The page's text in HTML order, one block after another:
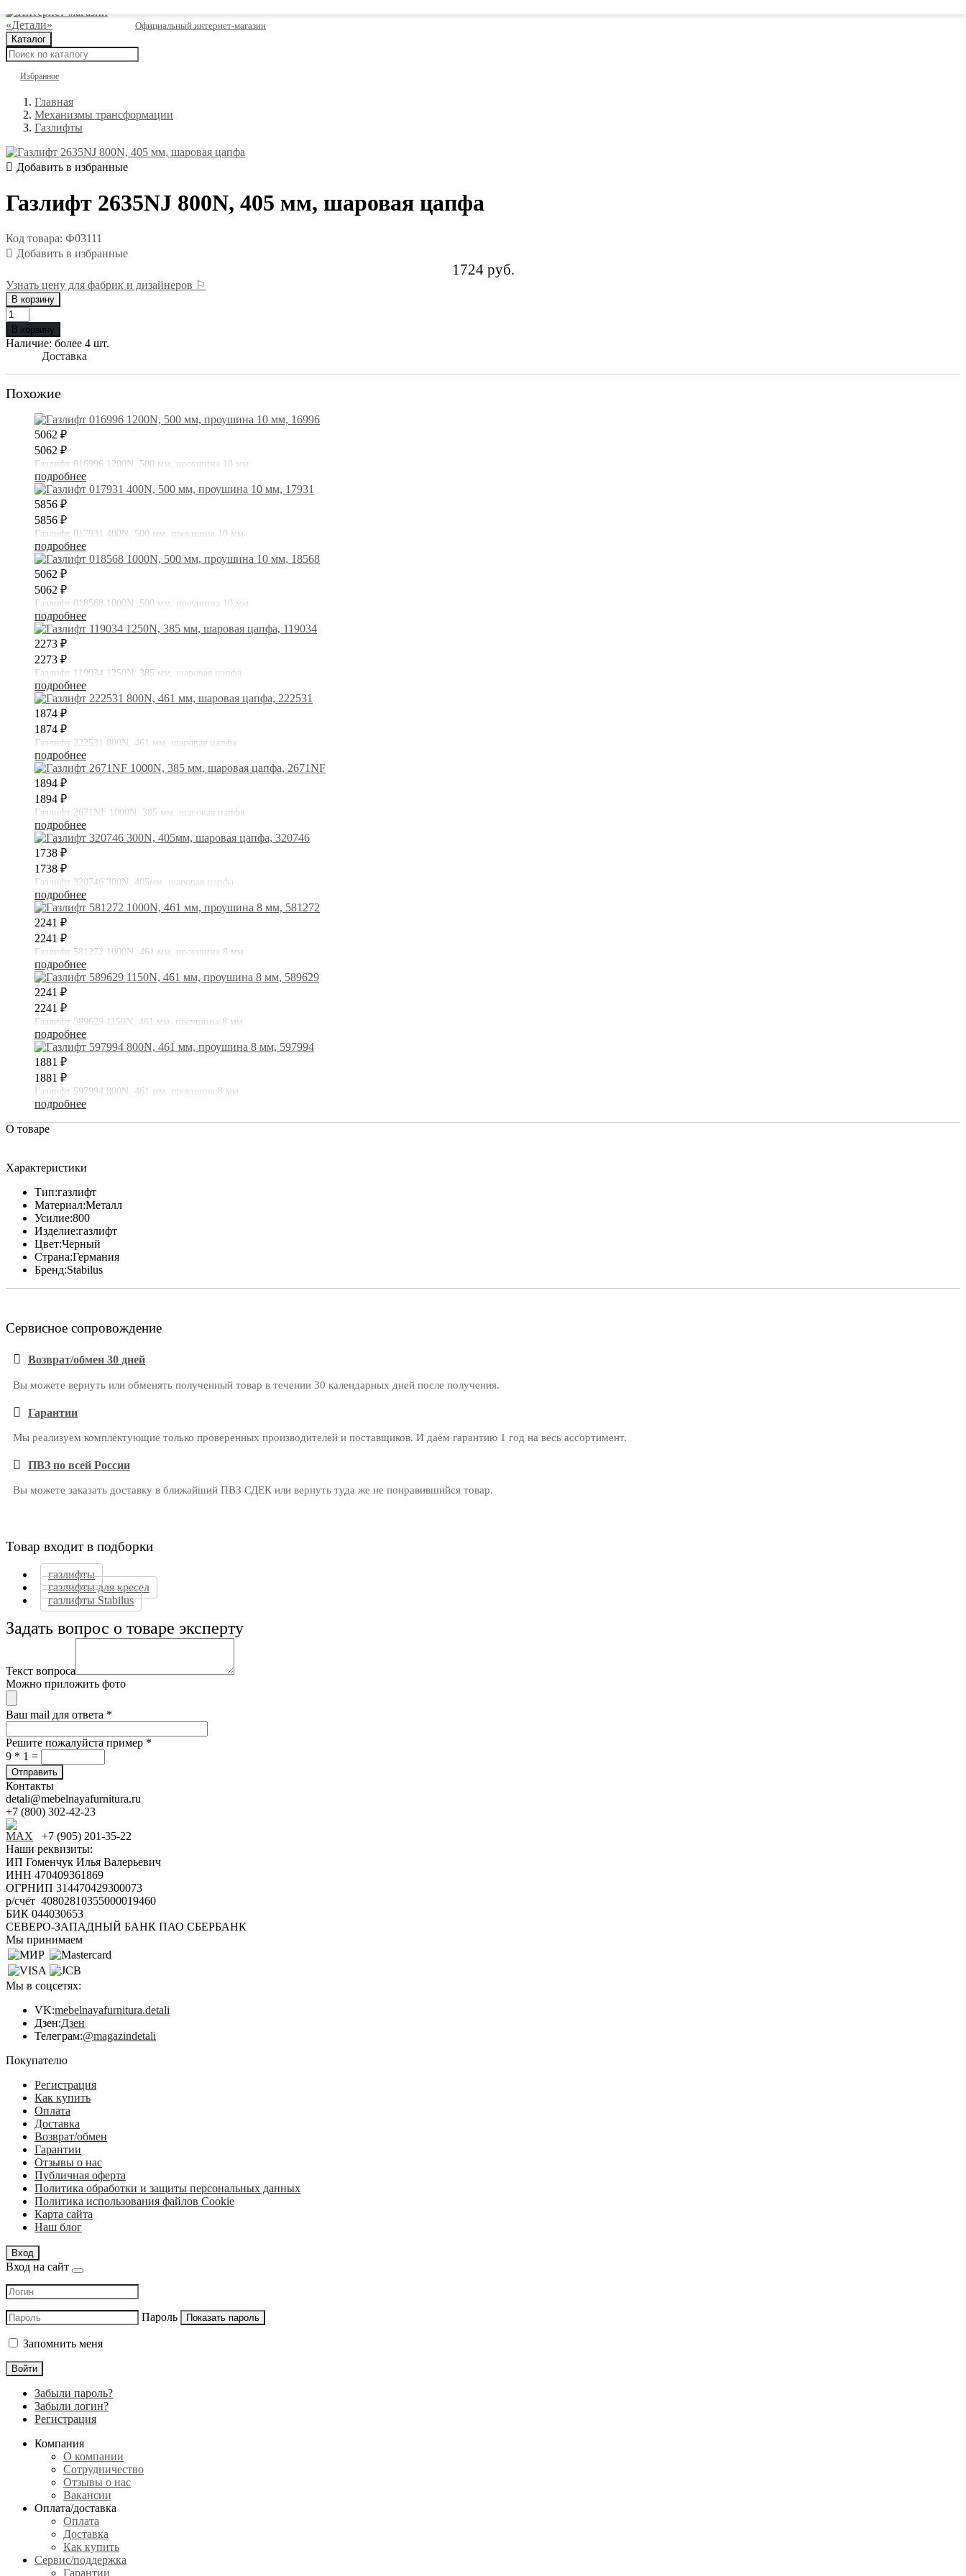
Официальный интернет-магазин
Каталог
Избранное
Главная
Механизмы трансформации
Газлифты
Газлифт 2635NJ 800N, 405 мм, шаровая цапфа
Код товара: Ф03111
1724 руб.
Узнать цену для фабрик и дизайнеров ⚐
В корзину
В корзину
Наличие: более 4 шт.
Доставка
Похожие
5062 ₽
5062 ₽
Газлифт 016996 1200N, 500 мм, проушина 10 мм
подробнее
5856 ₽
5856 ₽
Газлифт 017931 400N, 500 мм, проушина 10 мм
подробнее
5062 ₽
5062 ₽
Газлифт 018568 1000N, 500 мм, проушина 10 мм
подробнее
2273 ₽
2273 ₽
Газлифт 119034 1250N, 385 мм, шаровая цапфа
подробнее
1874 ₽
1874 ₽
Газлифт 222531 800N, 461 мм, шаровая цапфа
подробнее
1894 ₽
1894 ₽
Газлифт 2671NF 1000N, 385 мм, шаровая цапфа
подробнее
1738 ₽
1738 ₽
Газлифт 320746 300N, 405мм, шаровая цапфа
подробнее
2241 ₽
2241 ₽
Газлифт 581272 1000N, 461 мм, проушина 8 мм
подробнее
2241 ₽
2241 ₽
Газлифт 589629 1150N, 461 мм, проушина 8 мм
подробнее
1881 ₽
1881 ₽
Газлифт 597994 800N, 461 мм, проушина 8 мм
подробнее
О товаре
Характеристики
Тип:газлифт
Материал:Металл
Усилие:800
Изделие:газлифт
Цвет:Черный
Страна:Германия
Бренд:Stabilus
Сервисное сопровождение
Возврат/обмен 30 дней
Вы можете вернуть или обменять полученный товар в течении 30 календарных дней после получения.
Гарантии
Мы реализуем комплектующие только проверенных производителей и поставщиков. И даём гарантию 1 год на весь ассортимент.
ПВЗ по всей России
Вы можете заказать доставку в ближайший ПВЗ СДЕК или вернуть туда же не понравившийся товар.
Товар входит в подборки
газлифты
газлифты для кресел
газлифты Stabilus
Задать вопрос о товаре эксперту
Текст вопроса
Можно приложить фото
Ваш mail для ответа *
Решите пожалуйста пример *
9 * 1 =
Контакты
detali@mebelnayafurnitura.ru
+7 (800) 302-42-23
+7 (905) 201-35-22
Наши реквизиты:
ИП Гоменчук Илья Валерьевич
ИНН 470409361869
ОГРНИП 314470429300073
р/счёт 40802810355000019460
БИК 044030653
СЕВЕРО-ЗАПАДНЫЙ БАНК ПАО СБЕРБАНК
Мы принимаем
Мы в соцсетях:
VK:mebelnayafurnitura.detali
Дзен:Дзен
Телеграм:@magazindetali
Покупателю
Регистрация
Как купить
Оплата
Доставка
Возврат/обмен
Гарантии
Отзывы о нас
Публичная оферта
Политика обработки и защиты персональных данных
Политика использования файлов Cookie
Карта сайта
Наш блог
Вход
Вход на сайт
Пароль Показать пароль
Запомнить меня
Войти
Забыли пароль?
Забыли логин?
Регистрация
Компания
О компании
Сотрудничество
Отзывы о нас
Вакансии
Оплата/доставка
Оплата
Доставка
Как купить
Сервис/поддержка
Гарантии